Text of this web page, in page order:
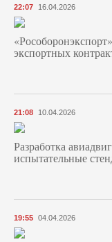
22:07 16.04.2026
экспортных
21:08 10.04.2026
Разработка
испытательные
19:55 04.04.2026